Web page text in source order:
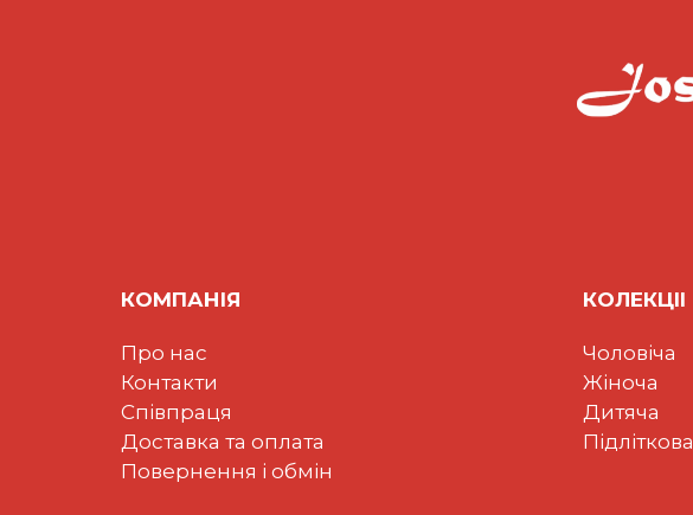
КОМПАНІЯ
Про нас
Контакти
Співпраця
Доставка та оплата
Повернення і обмін
КОЛЕКЦII
Чоловіча
Жіноча
Дитяча
Підліткова